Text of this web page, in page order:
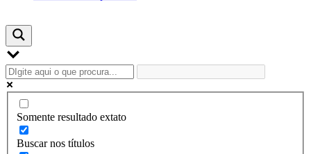
Somente resultado extato
Buscar nos títulos